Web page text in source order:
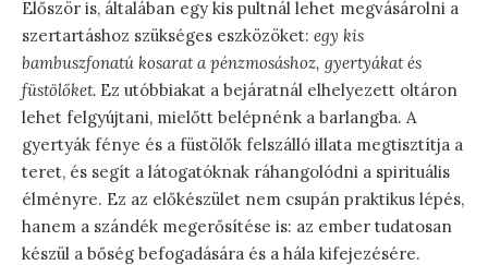
Először is, általában egy kis pultnál lehet megvásárolni a
szertartáshoz szükséges eszközöket: egy kis
bambuszfonatú kosarat a pénzmosáshoz, gyertyákat és
füstölőket. Ez utóbbiakat a bejáratnál elhelyezett oltáron
lehet felgyújtani, mielőtt belépnénk a barlangba. A
gyertyák fénye és a füstölők felszálló illata megtisztítja a
teret, és segít a látogatóknak ráhangolódni a spirituális
élményre. Ez az előkészület nem csupán praktikus lépés,
hanem a szándék megerősítése is: az ember tudatosan
készül a bőség befogadására és a hála kifejezésére.